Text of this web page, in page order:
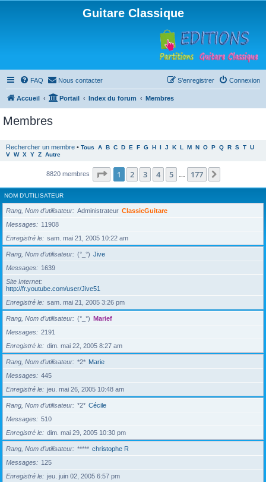
Guitare Classique
FAQ Nous contacter Connexion
S’enregistrer
Accueil Portail Index du forum Membres
Membres
Rechercher un membre • Tous A B C D E F G H I J K L M N O P Q R S T U
V W X Y Z Autre
8820 membres Page 1sur177
1 2 3 4 5 177
NOM D’UTILISATEUR
Rang, Nom d’utilisateur Administrateur ClassicGuitare
Messages
11908
Enregistré le
sam. mai 21, 2005 10:22 am
Rang, Nom d’utilisateur (°_°) Jive
Messages
1639
Site Internet
http://fr.youtube.com/user/Jive51
Enregistré le
sam. mai 21, 2005 3:26 pm
Rang, Nom d’utilisateur (°_°) Marief
Messages
2191
Enregistré le
dim. mai 22, 2005 8:27 am
Rang, Nom d’utilisateur *2* Marie
Messages
445
Enregistré le
jeu. mai 26, 2005 10:48 am
Rang, Nom d’utilisateur *2* Cécile
Messages
510
Enregistré le
dim. mai 29, 2005 10:30 pm
Rang, Nom d’utilisateur ***** christophe R
Messages
125
Enregistré le
jeu. juin 02, 2005 6:57 pm